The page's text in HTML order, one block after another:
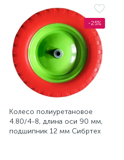
-25%
Колесо полиуретановое
4.80/4-8, длина оси 90 мм,
подшипник 12 мм Сибртех